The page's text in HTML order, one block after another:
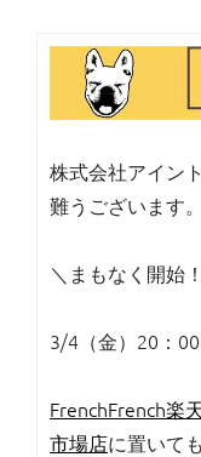
株式会社アイン
難うございます。
＼まもなく開始
3/4（金）20：
FrenchFrench楽
市場店に置いて